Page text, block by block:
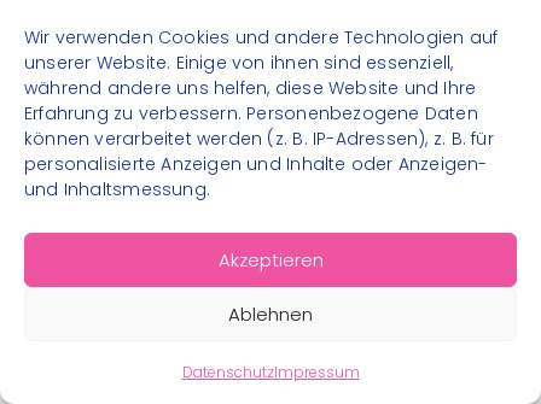
Wir verwenden Cookies und andere Technologien auf
unserer Website. Einige von ihnen sind essenziell,
während andere uns helfen, diese Website und Ihre
Erfahrung zu verbessern. Personenbezogene Daten
können verarbeitet werden (z. B. IP-Adressen), z. B. für
personalisierte Anzeigen und Inhalte oder Anzeigen-
und Inhaltsmessung.
Akzeptieren
Ablehnen
DatenschutzImpressum
Instagram
Facebook
© 2026 – Bewegungsland Steiermark gGmbH - Alle